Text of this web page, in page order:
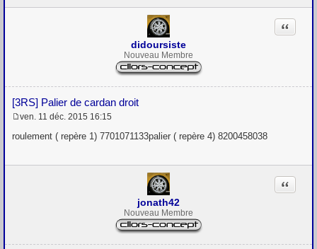
a
didoursiste
Nouveau Membre
[3RS] Palier de cardan droit
Citation
e
a
ven. 11 déc. 2015 16:15
roulement ( repère 1) 7701071133palier ( repère 4) 8200458038
jonath42
Nouveau Membre
Citation